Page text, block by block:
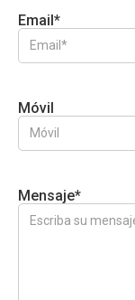
Email*
Móvil
Mensaje*